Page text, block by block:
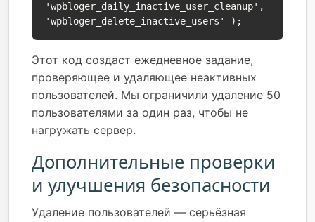
'wpbloger_daily_inactive_user_cleanup',
'wpbloger_delete_inactive_users' );
Этот код создаст ежедневное задание,
проверяющее и удаляющее неактивных
пользователей. Мы ограничили удаление 50
пользователями за один раз, чтобы не
нагружать сервер.
Дополнительные проверки
и улучшения безопасности
Удаление пользователей — серьёзная